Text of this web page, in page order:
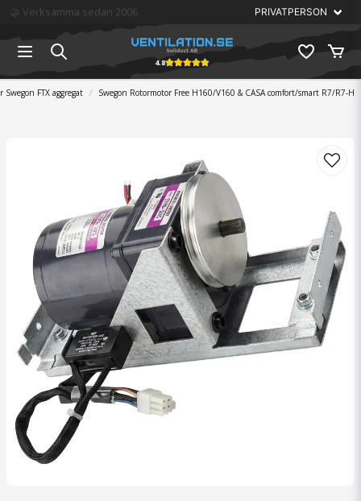
🏆 Störst på ventilation
4.8
Swegon FTX aggregat Swegon Rotormotor Free H160/V160 & CASA comfort/smart R7/R7-H